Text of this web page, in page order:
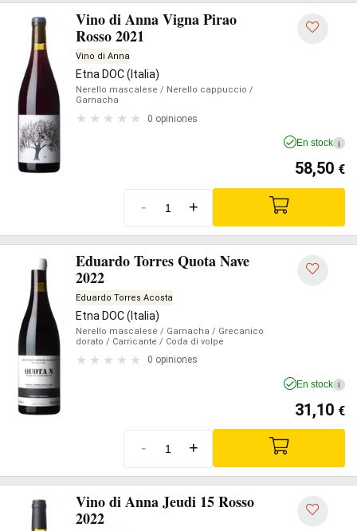
Vino di Anna Vigna Pirao
Rosso 2021
Vino di Anna
Etna DOC (Italia)
Nerello mascalese / Nerello cappuccio /
Garnacha
0 opiniones
En stock i
58,50 €
- +
Eduardo Torres Quota Nave
2022
Eduardo Torres Acosta
Etna DOC (Italia)
Nerello mascalese / Garnacha / Grecanico
dorato / Carricante / Coda di volpe
0 opiniones
En stock i
31,10 €
- +
Vino di Anna Jeudi 15 Rosso
2022